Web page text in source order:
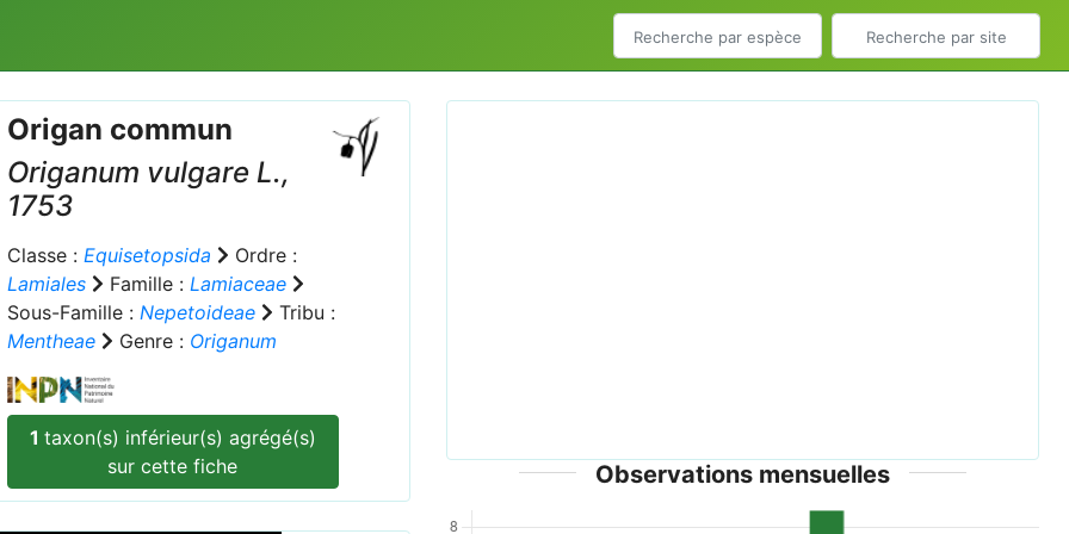
Origan commun
Origanum vulgareL.,
1753
Classe : Equisetopsida
Ordre :
Lamiales
Famille : Lamiaceae
Sous-Famille : Nepetoideae
Tribu :
Mentheae
Genre : Origanum
1 taxon(s) inférieur(s) agrégé(s)
sur cette fiche
Observations mensuelles